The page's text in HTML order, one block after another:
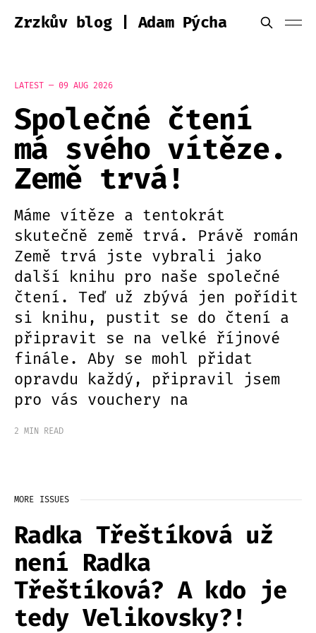
Zrzkův blog | Adam Pýcha
LATEST — 09 AUG 2026
Společné čtení
má svého vítěze.
Země trvá!
Máme vítěze a tentokrát
skutečně země trvá. Právě román
Země trvá jste vybrali jako
další knihu pro naše společné
čtení. Teď už zbývá jen pořídit
si knihu, pustit se do čtení a
připravit se na velké říjnové
finále. Aby se mohl přidat
opravdu každý, připravil jsem
pro vás vouchery na
2 MIN READ
MORE ISSUES
Radka Třeštíková už
není Radka
Třeštíková? A kdo je
tedy Velikovsky?!